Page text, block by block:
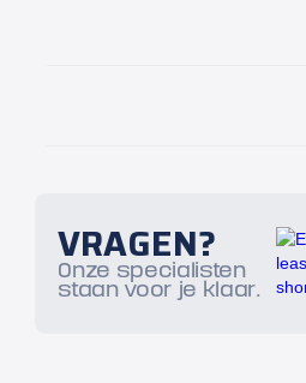
VRAGEN?
Onze specialisten
staan voor je klaar.